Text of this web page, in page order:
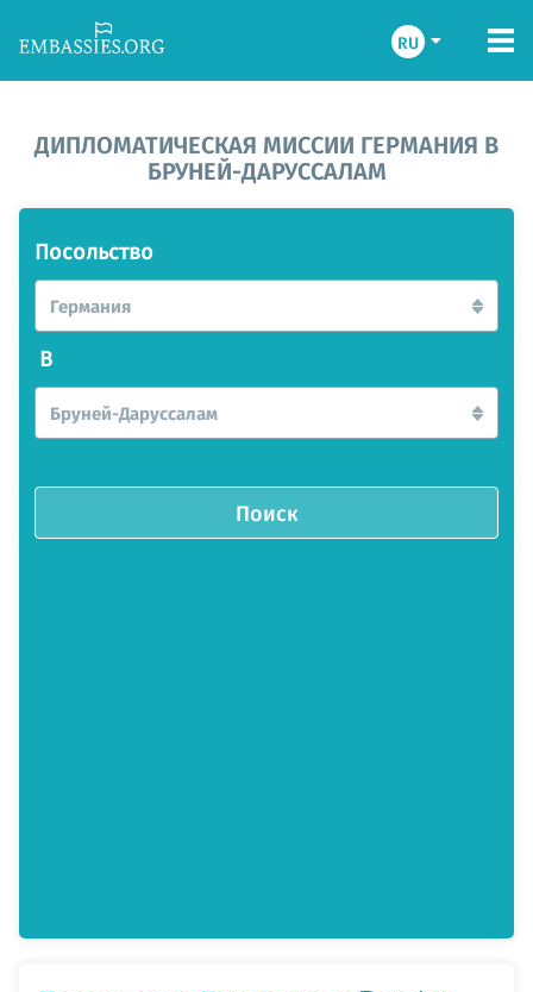
RU
ДИПЛОМАТИЧЕСКАЯ МИССИИ ГЕРМАНИЯ В
БРУНЕЙ-ДАРУССАЛАМ
Посольство
Германия
В
Бруней-Даруссалам
Поиск